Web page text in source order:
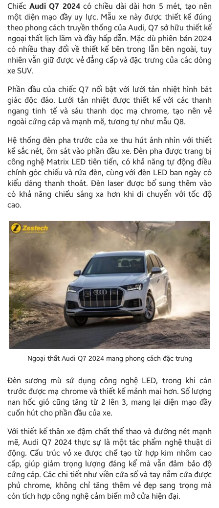
ChiếcAudi Q7 2024có chiều dài dài hơn 5 mét, tạo nên
một diện mạo đầy uy lực. Mẫu xe này được thiết kế đúng
theo phong cách truyền thống của Audi, Q7 sở hữu thiết kế
ngoại thất lịch lãm và đầy hấp dẫn. Mặc dù phiên bản 2024
có nhiều thay đổi về thiết kế bên trong lẫn bên ngoài, tuy
nhiên vẫn giữ được vẻ đẳng cấp và đặc trưng của các dòng
xe SUV.
Phần đầu của chiếc Q7 nổi bật với lưới tản nhiệt hình bát
giác độc đáo. Lưới tản nhiệt được thiết kế với các thanh
ngang tinh tế và sáu thanh dọc mạ chrome, tạo nên vẻ
ngoài cứng cáp và mạnh mẽ, tương tự như mẫu Q8.
Hệ thống đèn pha trước của xe thu hút ánh nhìn với thiết
kế sắc nét, ôm sát vào phần đầu xe. Đèn pha được trang bị
công nghệ Matrix LED tiên tiến, có khả năng tự động điều
chỉnh góc chiếu và rửa đèn, cùng với đèn LED ban ngày có
kiểu dáng thanh thoát. Đèn laser được bổ sung thêm vào
có khả năng chiếu sáng xa hơn khi di chuyển với tốc độ
cao.
Ngoại thất Audi Q7 2024 mang phong cách đặc trưng
Đèn sương mù sử dụng công nghệ LED, trong khi cản
trước được mạ chrome và thiết kế mảnh mai hơn. Số lượng
nan hốc gió cũng tăng từ 2 lên 3, mang lại diện mạo đầy
cuốn hút cho phần đầu của xe.
Với thiết kế thân xe đậm chất thể thao và đường nét mạnh
mẽ, Audi Q7 2024 thực sự là một tác phẩm nghệ thuật di
động. Cấu trúc vỏ xe được chế tạo từ hợp kim nhôm cao
cấp, giúp giảm trọng lượng đáng kể mà vẫn đảm bảo độ
cứng cáp. Các chi tiết như viền cửa sổ và tay nắm cửa được
phủ chrome, không chỉ tăng thêm vẻ đẹp sang trọng mà
còn tích hợp công nghệ cảm biến mở cửa hiện đại.